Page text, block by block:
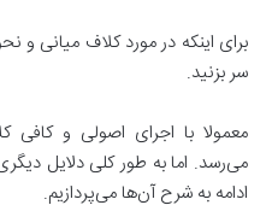
برای اینکه در مورد کلاف میانی و
سر بزنید.
معمولا با اجرای اصولی و
می‌رسد. اما به طور کلی دلایل
ادامه به شرح آن‌ها می‌پردازیم.